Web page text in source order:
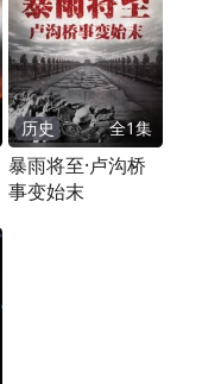
历史 全1集
暴雨将至·卢沟桥
事变始末